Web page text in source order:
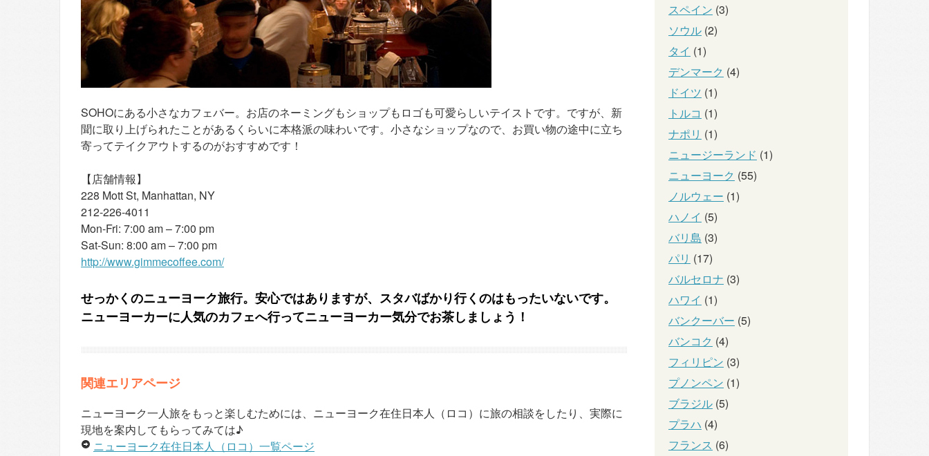
SOHOにある小さなカフェバー。お店のネーミングもショップもロゴも可愛らしいテイストです。ですが、新
聞に取り上げられたことがあるくらいに本格派の味わいです。小さなショップなので、お買い物の途中に立ち
寄ってテイクアウトするのがおすすめです！
【店舗情報】
228 Mott St, Manhattan, NY
212-226-4011
Mon-Fri: 7:00 am – 7:00 pm
Sat-Sun: 8:00 am – 7:00 pm
http://www.gimmecoffee.com/
せっかくのニューヨーク旅行。安心ではありますが、スタバばかり行くのはもったいないです。
ニューヨーカーに人気のカフェへ行ってニューヨーカー気分でお茶しましょう！
関連エリアページ
ニューヨーク一人旅をもっと楽しむためには、ニューヨーク在住日本人（ロコ）に旅の相談をしたり、実際に
現地を案内してもらってみては♪
ニューヨーク在住日本人（ロコ）一覧ページ
スペイン (3)
ソウル (2)
タイ (1)
デンマーク (4)
ドイツ (1)
トルコ (1)
ナポリ (1)
ニュージーランド (1)
ニューヨーク (55)
ノルウェー (1)
ハノイ (5)
バリ島 (3)
パリ (17)
バルセロナ (3)
ハワイ (1)
バンクーバー (5)
バンコク (4)
フィリピン (3)
プノンペン (1)
ブラジル (5)
プラハ (4)
フランス (6)